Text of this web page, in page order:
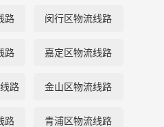
路 闵行区物流线路
路 嘉定区物流线路
路 金山区物流线路
路 青浦区物流线路